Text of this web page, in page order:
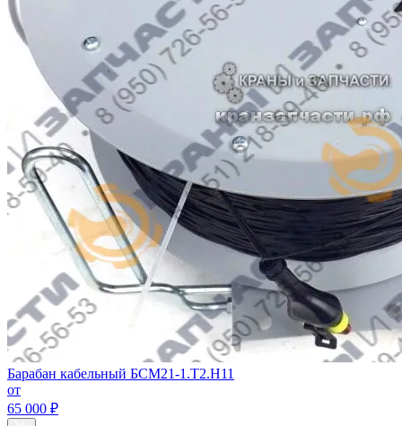
Барабан кабельный БСМ21-1.Т2.Н11
от
65 000 ₽